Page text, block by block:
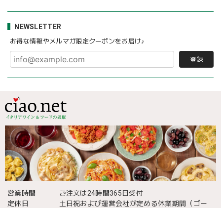
NEWSLETTER
お得な情報やメルマガ限定クーポンをお届け♪
登録
営業時間
ご注文は24時間365日受付
定休日
土日祝および運営会社が定める休業期間（ゴー